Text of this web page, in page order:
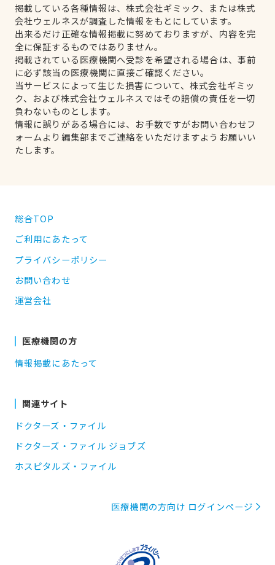
掲載している各種情報は、株式会社ギミック、または株式
会社ウェルネスが調査した情報をもとにしています。
出来るだけ正確な情報掲載に努めておりますが、内容を完
全に保証するものではありません。
掲載されている医療機関へ受診を希望される場合は、事前
に必ず該当の医療機関に直接ご確認ください。
当サービスによって生じた損害について、株式会社ギミッ
ク、および株式会社ウェルネスではその賠償の責任を一切
負わないものとします。
情報に誤りがある場合には、お手数ですがお問い合わせフ
ォームより編集部までご連絡をいただけますようお願いい
たします。
総合TOP
ご利用にあたって
プライバシーポリシー
お問い合わせ
運営会社
医療機関の方
情報掲載にあたって
関連サイト
ドクターズ・ファイル
ドクターズ・ファイル ジョブズ
ホスピタルズ・ファイル
医療機関の方向け ログインページ